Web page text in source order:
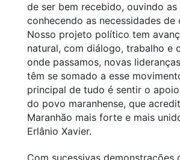
de ser bem recebido, ouvindo as
conhecendo as necessidades de
Nosso projeto político tem
natural, com diálogo, trabalho e
onde passamos, novas
têm se somado a esse
principal de tudo é sentir o
do povo maranhense, que
Maranhão mais forte e mais
Erlânio Xavier.